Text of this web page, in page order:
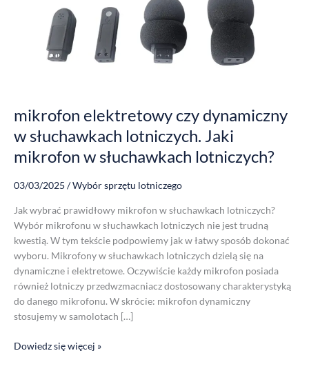
mikrofon elektretowy czy dynamiczny
w słuchawkach lotniczych. Jaki
mikrofon w słuchawkach lotniczych?
03/03/2025 /Wybór sprzętu lotniczego
Jak wybrać prawidłowy mikrofon w słuchawkach lotniczych?
Wybór mikrofonu w słuchawkach lotniczych nie jest trudną
kwestią. W tym tekście podpowiemy jak w łatwy sposób dokonać
wyboru. Mikrofony w słuchawkach lotniczych dzielą się na
dynamiczne i elektretowe. Oczywiście każdy mikrofon posiada
również lotniczy przedwzmacniacz dostosowany charakterystyką
do danego mikrofonu. W skrócie: mikrofon dynamiczny
stosujemy w samolotach […]
dynamiczny
słuchawkach
lotniczych.
w
lotniczych?
Dowiedz się więcej »